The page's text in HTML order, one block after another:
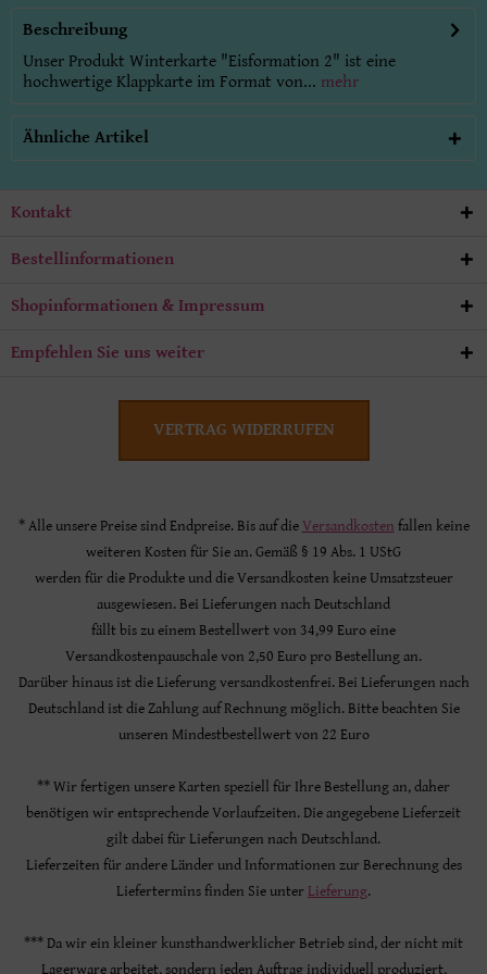
Beschreibung
Unser Produkt Winterkarte "Eisformation 2" ist eine
hochwertige Klappkarte im Format von... mehr
Ähnliche Artikel
Kontakt
Bestellinformationen
Shopinformationen & Impressum
Empfehlen Sie uns weiter
VERTRAG WIDERRUFEN
* Alle unsere Preise sind Endpreise. Bis auf die Versandkosten fallen keine
weiteren Kosten für Sie an. Gemäß § 19 Abs. 1 UStG
werden für die Produkte und die Versandkosten keine Umsatzsteuer
ausgewiesen. Bei Lieferungen nach Deutschland
fällt bis zu einem Bestellwert von 34,99 Euro eine
Versandkostenpauschale von 2,50 Euro pro Bestellung an.
Darüber hinaus ist die Lieferung versandkostenfrei. Bei Lieferungen nach
Deutschland ist die Zahlung auf Rechnung möglich. Bitte beachten Sie
unseren Mindestbestellwert von 22 Euro
** Wir fertigen unsere Karten speziell für Ihre Bestellung an, daher
benötigen wir entsprechende Vorlaufzeiten. Die angegebene Lieferzeit
gilt dabei für Lieferungen nach Deutschland.
Lieferzeiten für andere Länder und Informationen zur Berechnung des
Liefertermins finden Sie unter Lieferung.
*** Da wir ein kleiner kunsthandwerklicher Betrieb sind, der nicht mit
Lagerware arbeitet, sondern jeden Auftrag individuell produziert,